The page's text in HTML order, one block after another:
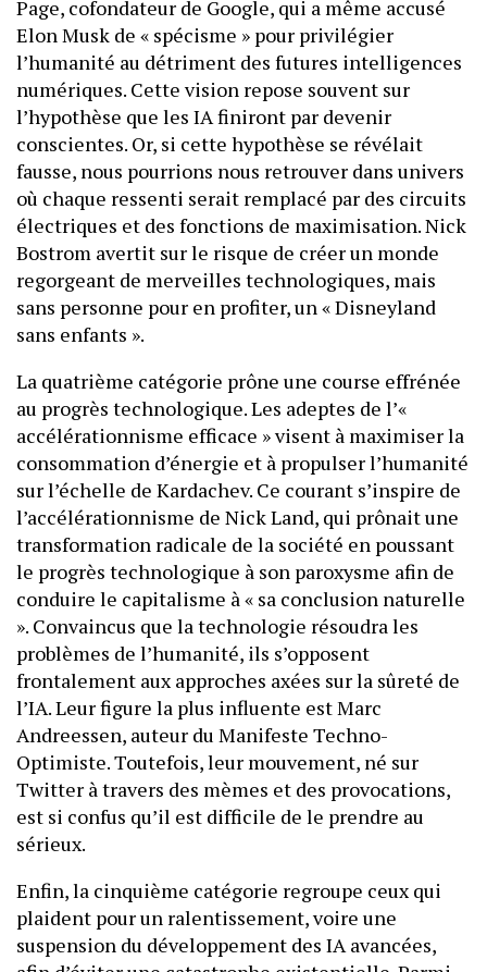
Page, cofondateur de Google, qui a même accusé
Elon Musk de « spécisme » pour privilégier
l’humanité au détriment des futures intelligences
numériques. Cette vision repose souvent sur
l’hypothèse que les IA finiront par devenir
conscientes. Or, si cette hypothèse se révélait
fausse, nous pourrions nous retrouver dans univers
où chaque ressenti serait remplacé par des circuits
électriques et des fonctions de maximisation. Nick
Bostrom avertit sur le risque de créer un monde
regorgeant de merveilles technologiques, mais
sans personne pour en profiter, un « Disneyland
sans enfants ».
La quatrième catégorie prône une course effrénée
au progrès technologique. Les adeptes de l’«
accélérationnisme efficace » visent à maximiser la
consommation d’énergie et à propulser l’humanité
sur l’échelle de Kardachev. Ce courant s’inspire de
l’accélérationnisme de Nick Land, qui prônait une
transformation radicale de la société en poussant
le progrès technologique à son paroxysme afin de
conduire le capitalisme à « sa conclusion naturelle
». Convaincus que la technologie résoudra les
problèmes de l’humanité, ils s’opposent
frontalement aux approches axées sur la sûreté de
l’IA. Leur figure la plus influente est Marc
Andreessen, auteur du Manifeste Techno-
Optimiste. Toutefois, leur mouvement, né sur
Twitter à travers des mèmes et des provocations,
est si confus qu’il est difficile de le prendre au
sérieux.
Enfin, la cinquième catégorie regroupe ceux qui
plaident pour un ralentissement, voire une
suspension du développement des IA avancées,